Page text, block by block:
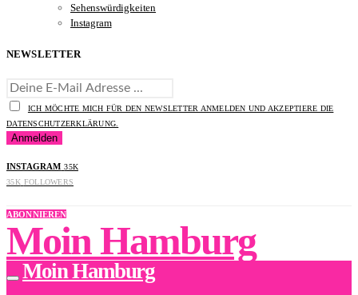
Sehenswürdigkeiten
Instagram
NEWSLETTER
ICH MÖCHTE MICH FÜR DEN NEWSLETTER ANMELDEN UND AKZEPTIERE DIE
DATENSCHUTZERKLÄRUNG.
INSTAGRAM 35K
35K FOLLOWERS
ABONNIEREN
Moin Hamburg
Moin Hamburg